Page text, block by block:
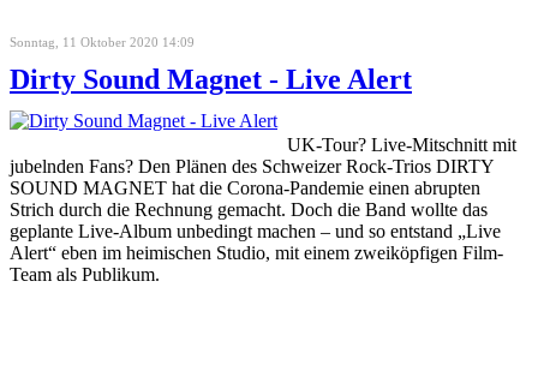
Sonntag, 11 Oktober 2020 14:09
Dirty Sound Magnet - Live Alert
UK-Tour? Live-Mitschnitt mit
jubelnden Fans? Den Plänen des Schweizer Rock-Trios DIRTY
SOUND MAGNET hat die Corona-Pandemie einen abrupten
Strich durch die Rechnung gemacht. Doch die Band wollte das
geplante Live-Album unbedingt machen – und so entstand „Live
Alert“ eben im heimischen Studio, mit einem zweiköpfigen Film-
Team als Publikum.